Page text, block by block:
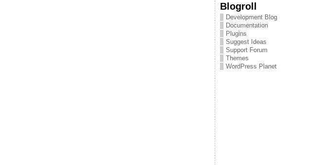
Blogroll
Development Blog
Documentation
Plugins
Suggest Ideas
Support Forum
Themes
WordPress Planet